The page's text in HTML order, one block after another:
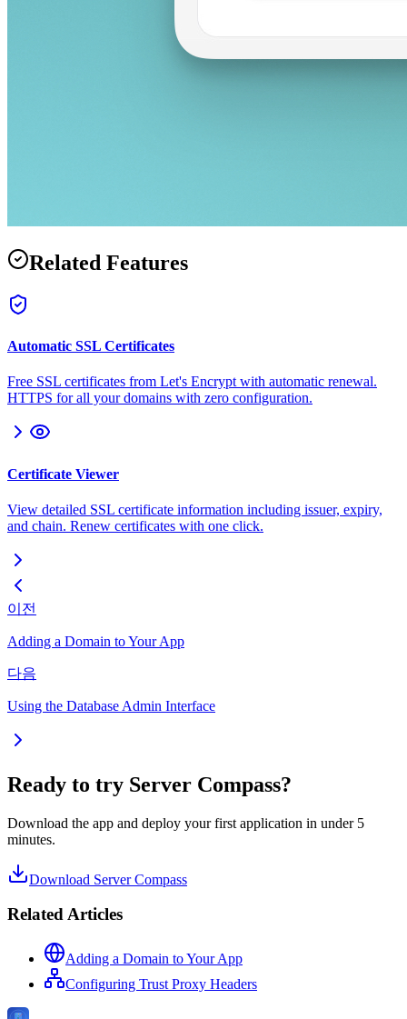
Related Features
Automatic SSL Certificates
Free SSL certificates from Let's Encrypt with automatic renewal.
HTTPS for all your domains with zero configuration.
Certificate Viewer
View detailed SSL certificate information including issuer, expiry,
and chain. Renew certificates with one click.
이전
Adding a Domain to Your App
다음
Using the Database Admin Interface
Ready to try Server Compass?
Download the app and deploy your first application in under 5
minutes.
Download Server Compass
Related Articles
Adding a Domain to Your App
Configuring Trust Proxy Headers